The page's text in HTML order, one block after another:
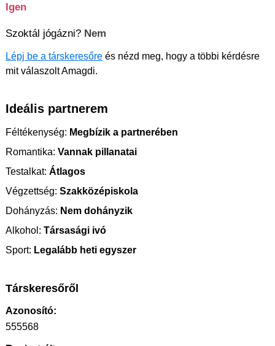
Igen
Szoktál jógázni? Nem
Lépj be a társkeresőre és nézd meg, hogy a többi kérdésre
mit válaszolt Amagdi.
Ideális partnerem
Féltékenység: Megbízik a partnerében
Romantika: Vannak pillanatai
Testalkat: Átlagos
Végzettség: Szakközépiskola
Dohányzás: Nem dohányzik
Alkohol: Társasági ivó
Sport: Legalább heti egyszer
Társkeresőről
Azonosító:
555568